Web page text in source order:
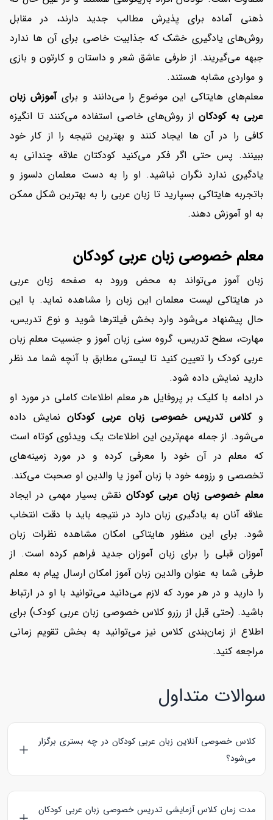
ذهنی آماده برای پذیرش مطالب جدید دارند، در مقابل
روش‌های یادگیری خشک که جذابیت خاصی برای آن ها ندارد
جبهه می‌گیریند. از طرفی عاشق شعر و داستان و کارتون و بازی
و مواردی مشابه هستند.
معلم‌های هایتاکی این موضوع را می‌دانند و برایآموزش زبان
عربی به کودکاناز روش‌های خاصی استفاده می‌کنند تا انگیزه
کافی را در آن ها ایجاد کنند و بهترین نتیجه را از کار خود
ببینند. پس حتی اگر فکر می‌کنید کودکتان علاقه چندانی به
یادگیری ندارد نگران نباشید. او را به دست معلمان دلسوز و
باتجربه هایتاکی بسپارید تا زبان عربی را به بهترین شکل ممکن
به او آموزش دهند.
معلم خصوصی زبان عربی کودکان
زبان آموز می‌تواند به محض ورود به صفحه زبان عربی
در هایتاکی لیست معلمان این زبان را مشاهده نماید. با این
حال پیشنهاد می‌شود وارد بخش فیلترها شوید و نوع تدریس،
مهارت، سطح تدریس، گروه سنی زبان آموز و جنسیت معلم زبان
عربی کودک را تعیین کنید تا لیستی مطابق با آنچه شما مد نظر
دارید نمایش داده شود.
در ادامه با کلیک بر پروفایل هر معلم اطلاعات کاملی در مورد او
وکلاس تدریس خصوصی زبان عربی کودکاننمایش داده
می‌شود. از جمله مهم‌ترین این اطلاعات یک ویدئوی کوتاه است
که معلم در آن خود را معرفی کرده و در مورد زمینه‌های
تخصصی و رزومه خود با زبان آموز یا والدین او صحبت می‌کند.
معلم خصوصی زبان عربی کودکاننقش بسیار مهمی در ایجاد
علاقه آنان به یادگیری زبان دارد در نتیجه باید با دقت انتخاب
شود. برای این منظور هایتاکی امکان مشاهده نظرات زبان
آموزان قبلی را برای زبان آموزان جدید فراهم کرده است. از
طرفی شما به عنوان والدین زبان آموز امکان ارسال پیام به معلم
را دارید و در هر مورد که لازم می‌دانید می‌توانید با او در ارتباط
باشید. (حتی قبل از رزرو کلاس خصوصی زبان عربی کودک) برای
اطلاع از زمان‌بندی کلاس نیز می‌توانید به بخش تقویم زمانی
مراجعه کنید.
سوالات متداول
کلاس خصوصی آنلاین زبان عربی کودکان در چه بستری برگزار
می‌شود؟
پلتفرمهایتاکیبرای تدریس خصوصی زبان عربی کودکان بستر
اسکای روم را در نظر گرفته است. لازم به ذکر است که این بستر با
توافق زبان آموز و معلم قابل تغییر می‌باشد.
مدت زمان کلاس آزمایشی تدریس خصوصی زبان عربی کودکان